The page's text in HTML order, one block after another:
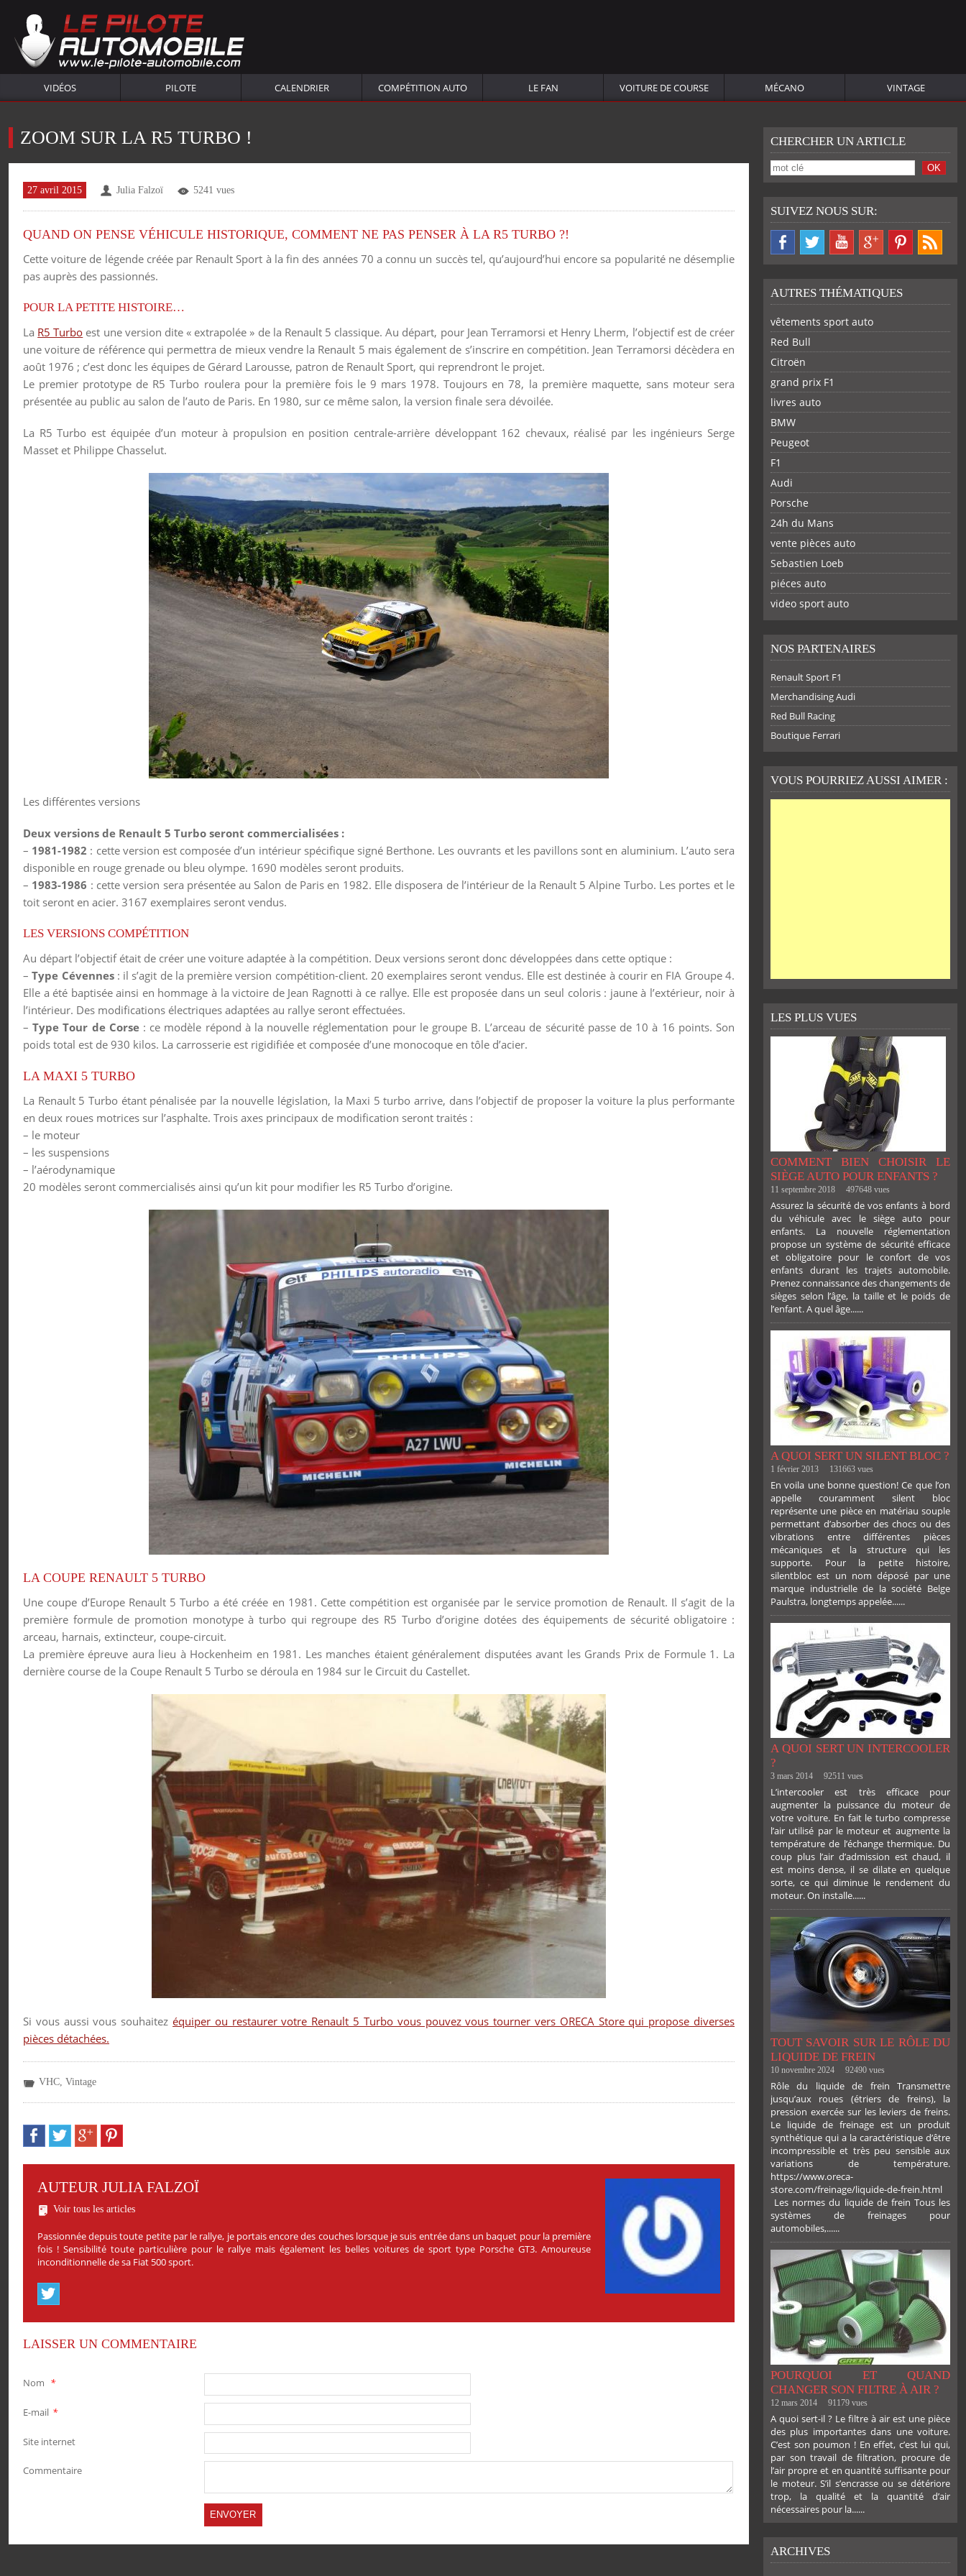
VIDÉOS PILOTE CALENDRIER COMPÉTITION AUTO LE FAN VOITURE DE COURSE MÉCANO VINTAGE
ZOOM SUR LA R5 TURBO !
27 avril 2015 Julia Falzoï 5241 vues
QUAND ON PENSE VÉHICULE HISTORIQUE, COMMENT NE PAS PENSER À LA R5 TURBO ?!
Cette voiture de légende créée par Renault Sport à la fin des années 70 a connu un succès tel, qu’aujourd’hui encore sa popularité ne désemplie
pas auprès des passionnés.
POUR LA PETITE HISTOIRE…
La R5 Turbo est une version dite « extrapolée » de la Renault 5 classique. Au départ, pour Jean Terramorsi et Henry Lherm, l’objectif est de créer
une voiture de référence qui permettra de mieux vendre la Renault 5 mais également de s’inscrire en compétition. Jean Terramorsi décèdera en
août 1976 ; c’est donc les équipes de Gérard Larousse, patron de Renault Sport, qui reprendront le projet.
Le premier prototype de R5 Turbo roulera pour la première fois le 9 mars 1978. Toujours en 78, la première maquette, sans moteur sera
présentée au public au salon de l’auto de Paris. En 1980, sur ce même salon, la version finale sera dévoilée.
La R5 Turbo est équipée d’un moteur à propulsion en position centrale-arrière développant 162 chevaux, réalisé par les ingénieurs Serge
Masset et Philippe Chasselut.
Les différentes versions
Deux versions de Renault 5 Turbo seront commercialisées :
– 1981-1982 : cette version est composée d’un intérieur spécifique signé Berthone. Les ouvrants et les pavillons sont en aluminium. L’auto sera
disponible en rouge grenade ou bleu olympe. 1690 modèles seront produits.
– 1983-1986 : cette version sera présentée au Salon de Paris en 1982. Elle disposera de l’intérieur de la Renault 5 Alpine Turbo. Les portes et le
toit seront en acier. 3167 exemplaires seront vendus.
LES VERSIONS COMPÉTITION
Au départ l’objectif était de créer une voiture adaptée à la compétition. Deux versions seront donc développées dans cette optique :
–Type Cévennes: il s’agit de la première version compétition-client. 20 exemplaires seront vendus. Elle est destinée à courir en FIA Groupe 4.
Elle a été baptisée ainsi en hommage à la victoire de Jean Ragnotti à ce rallye. Elle est proposée dans un seul coloris : jaune à l’extérieur, noir à
l’intérieur. Des modifications électriques adaptées au rallye seront effectuées.
–Type Tour de Corse: ce modèle répond à la nouvelle réglementation pour le groupe B. L’arceau de sécurité passe de 10 à 16 points. Son
poids total est de 930 kilos. La carrosserie est rigidifiée et composée d’une monocoque en tôle d’acier.
LA MAXI 5 TURBO
La Renault 5 Turbo étant pénalisée par la nouvelle législation, la Maxi 5 turbo arrive, dans l’objectif de proposer la voiture la plus performante
en deux roues motrices sur l’asphalte. Trois axes principaux de modification seront traités :
– le moteur
– les suspensions
– l’aérodynamique
20 modèles seront commercialisés ainsi qu’un kit pour modifier les R5 Turbo d’origine.
LA COUPE RENAULT 5 TURBO
Une coupe d’Europe Renault 5 Turbo a été créée en 1981. Cette compétition est organisée par le service promotion de Renault. Il s’agit de la
première formule de promotion monotype à turbo qui regroupe des R5 Turbo d’origine dotées des équipements de sécurité obligatoire :
arceau, harnais, extincteur, coupe-circuit.
La première épreuve aura lieu à Hockenheim en 1981. Les manches étaient généralement disputées avant les Grands Prix de Formule 1. La
dernière course de la Coupe Renault 5 Turbo se déroula en 1984 sur le Circuit du Castellet.
Si vous aussi vous souhaitezéquiper ou restaurer votre Renault 5 Turbo vous pouvez vous tourner vers ORECA Store qui propose diverses
pièces détachées.
VHC, Vintage
AUTEUR JULIA FALZOÏ
Voir tous les articles
Passionnée depuis toute petite par le rallye, je portais encore des couches lorsque je suis entrée dans un baquet pour la première
fois ! Sensibilité toute particulière pour le rallye mais également les belles voitures de sport type Porsche GT3. Amoureuse
inconditionnelle de sa Fiat 500 sport.
LAISSER UN COMMENTAIRE
Nom *
E-mail *
Site internet
Commentaire
CHERCHER UN ARTICLE
SUIVEZ NOUS SUR:
FACEBOOKTWITTER
AUTRES THÉMATIQUES
vêtements sport auto
Red Bull
Citroën
grand prix F1
livres auto
BMW
Peugeot
F1
Audi
Porsche
24h du Mans
vente pièces auto
Sebastien Loeb
piéces auto
video sport auto
NOS PARTENAIRES
Renault Sport F1
Merchandising Audi
Red Bull Racing
Boutique Ferrari
VOUS POURRIEZ AUSSI AIMER :
LES PLUS VUES
COMMENT BIEN CHOISIR LE
SIÈGE AUTO POUR ENFANTS ?
11 septembre 2018 497648 vues
Assurez la sécurité de vos enfants à bord
du véhicule avec le siège auto pour
enfants. La nouvelle réglementation
propose un système de sécurité efficace
et obligatoire pour le confort de vos
enfants durant les trajets automobile.
Prenez connaissance des changements de
sièges selon l’âge, la taille et le poids de
l’enfant. A quel âge......
A QUOI SERT UN SILENT BLOC ?
1 février 2013 131663 vues
En voila une bonne question! Ce que l’on
appelle couramment silent bloc
représente une pièce en matériau souple
permettant d’absorber des chocs ou des
vibrations entre différentes pièces
mécaniques et la structure qui les
supporte. Pour la petite histoire,
silentbloc est un nom déposé par une
marque industrielle de la société Belge
Paulstra, longtemps appelée......
A QUOI SERT UN INTERCOOLER
?
3 mars 2014 92511 vues
L’intercooler est très efficace pour
augmenter la puissance du moteur de
votre voiture. En fait le turbo compresse
l’air utilisé par le moteur et augmente la
température de l’échange thermique. Du
coup plus l’air d’admission est chaud, il
est moins dense, il se dilate en quelque
sorte, ce qui diminue le rendement du
moteur. On installe......
TOUT SAVOIR SUR LE RÔLE DU
LIQUIDE DE FREIN
10 novembre 2024 92490 vues
Rôle du liquide de frein Transmettre
jusqu’aux roues (étriers de freins), la
pression exercée sur les leviers de freins.
Le liquide de freinage est un produit
synthétique qui a la caractéristique d’être
incompressible et très peu sensible aux
variations de température.
https://www.oreca-
store.com/freinage/liquide-de-frein.html
Les normes du liquide de frein Tous les
systèmes de freinages pour
automobiles,......
POURQUOI ET QUAND
CHANGER SON FILTRE À AIR ?
12 mars 2014 91179 vues
A quoi sert-il ? Le filtre à air est une pièce
des plus importantes dans une voiture.
C’est son poumon ! En effet, c’est lui qui,
par son travail de filtration, procure de
l’air propre et en quantité suffisante pour
le moteur. S’il s’encrasse ou se détériore
trop, la qualité et la quantité d’air
nécessaires pour la......
ARCHIVES